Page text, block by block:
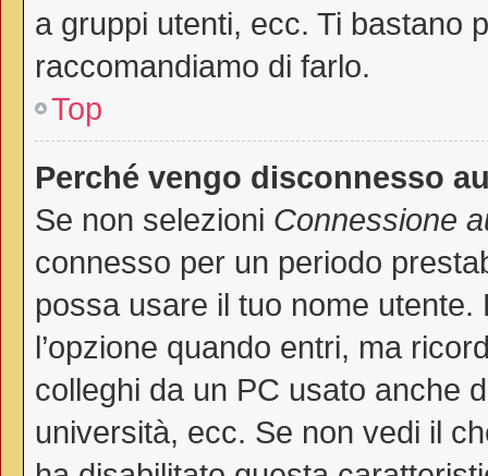
a gruppi utenti, ecc. Ti bastano
raccomandiamo di farlo.
Top
Perché vengo disconnesso
Se non selezioni Connessione
connesso per un periodo
possa usare il tuo nome
l’opzione quando entri, ma
colleghi da un PC usato anche
università, ecc. Se non vedi il